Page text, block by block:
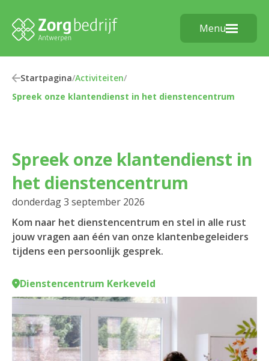
Menu
Startpagina/Activiteiten/
Spreek onze klantendienst in het dienstencentrum
Spreek onze klantendienst in
het dienstencentrum
donderdag 3 september 2026
Kom naar het dienstencentrum en stel in alle rust
jouw vragen aan één van onze klantenbegeleiders
tijdens een persoonlijk gesprek.
Dienstencentrum Kerkeveld